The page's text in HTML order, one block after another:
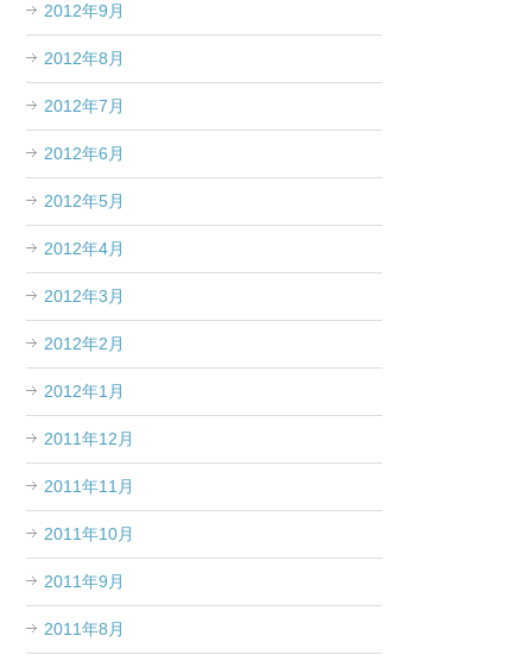
2012年9月
2012年8月
2012年7月
2012年6月
2012年5月
2012年4月
2012年3月
2012年2月
2012年1月
2011年12月
2011年11月
2011年10月
2011年9月
2011年8月